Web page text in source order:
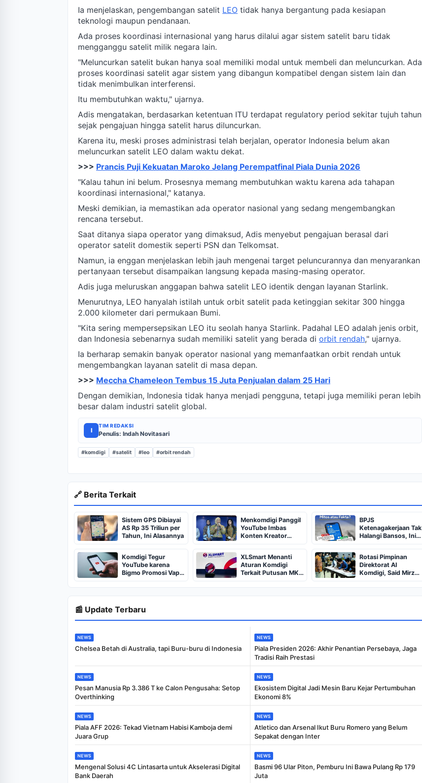
Ia menjelaskan, pengembangan satelit LEO tidak hanya bergantung pada kesiapan
teknologi maupun pendanaan.
Ada proses koordinasi internasional yang harus dilalui agar sistem satelit baru tidak
mengganggu satelit milik negara lain.
"Meluncurkan satelit bukan hanya soal memiliki modal untuk membeli dan meluncurkan. Ada
proses koordinasi satelit agar sistem yang dibangun kompatibel dengan sistem lain dan
tidak menimbulkan interferensi.
Itu membutuhkan waktu," ujarnya.
Adis mengatakan, berdasarkan ketentuan ITU terdapat regulatory period sekitar tujuh tahun
sejak pengajuan hingga satelit harus diluncurkan.
Karena itu, meski proses administrasi telah berjalan, operator Indonesia belum akan
meluncurkan satelit LEO dalam waktu dekat.
>>> Prancis Puji Kekuatan Maroko Jelang Perempatfinal Piala Dunia 2026
"Kalau tahun ini belum. Prosesnya memang membutuhkan waktu karena ada tahapan
koordinasi internasional," katanya.
Meski demikian, ia memastikan ada operator nasional yang sedang mengembangkan
rencana tersebut.
Saat ditanya siapa operator yang dimaksud, Adis menyebut pengajuan berasal dari
operator satelit domestik seperti PSN dan Telkomsat.
Namun, ia enggan menjelaskan lebih jauh mengenai target peluncurannya dan menyarankan
pertanyaan tersebut disampaikan langsung kepada masing-masing operator.
Adis juga meluruskan anggapan bahwa satelit LEO identik dengan layanan Starlink.
Menurutnya, LEO hanyalah istilah untuk orbit satelit pada ketinggian sekitar 300 hingga
2.000 kilometer dari permukaan Bumi.
"Kita sering mempersepsikan LEO itu seolah hanya Starlink. Padahal LEO adalah jenis orbit,
dan Indonesia sebenarnya sudah memiliki satelit yang berada di orbit rendah," ujarnya.
Ia berharap semakin banyak operator nasional yang memanfaatkan orbit rendah untuk
mengembangkan layanan satelit di masa depan.
>>> Meccha Chameleon Tembus 15 Juta Penjualan dalam 25 Hari
Dengan demikian, Indonesia tidak hanya menjadi pengguna, tetapi juga memiliki peran lebih
besar dalam industri satelit global.
I
TIM REDAKSI
Penulis: Indah Novitasari
#komdigi #satelit #leo #orbit rendah
🔗 Berita Terkait
Sistem GPS Dibiayai
AS Rp 35 Triliun per
Tahun, Ini Alasannya
Menkomdigi Panggil
YouTube Imbas
Konten Kreator
Promosi Vape ke
Anak
BPJS
Ketenagakerjaan Tak
Halangi Bansos, Ini
Penjelasan Komdigi
Komdigi Tegur
YouTube karena
Bigmo Promosi Vape
ke Anak-anak
XLSmart Menanti
Aturan Komdigi
Terkait Putusan MK
Soal Kuota Internet
Rotasi Pimpinan
Direktorat AI
Komdigi, Said Mirza
Pahlevi Ditunjuk Jadi
Dirjen Baru
📰 Update Terbaru
NEWS
Chelsea Betah di Australia, tapi Buru-buru di Indonesia
NEWS
Piala Presiden 2026: Akhir Penantian Persebaya, Jaga
Tradisi Raih Prestasi
NEWS
Pesan Manusia Rp 3.386 T ke Calon Pengusaha: Setop
Overthinking
NEWS
Ekosistem Digital Jadi Mesin Baru Kejar Pertumbuhan
Ekonomi 8%
NEWS
Piala AFF 2026: Tekad Vietnam Habisi Kamboja demi
Juara Grup
NEWS
Atletico dan Arsenal Ikut Buru Romero yang Belum
Sepakat dengan Inter
NEWS
Mengenal Solusi 4C Lintasarta untuk Akselerasi Digital
Bank Daerah
NEWS
Basmi 96 Ular Piton, Pemburu Ini Bawa Pulang Rp 179
Juta